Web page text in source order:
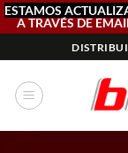
ESTAMOS
A TRAVÉS DE
al
contenido